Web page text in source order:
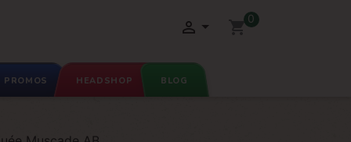
 shopping_cart0
PROMOS HEADSHOP BLOG